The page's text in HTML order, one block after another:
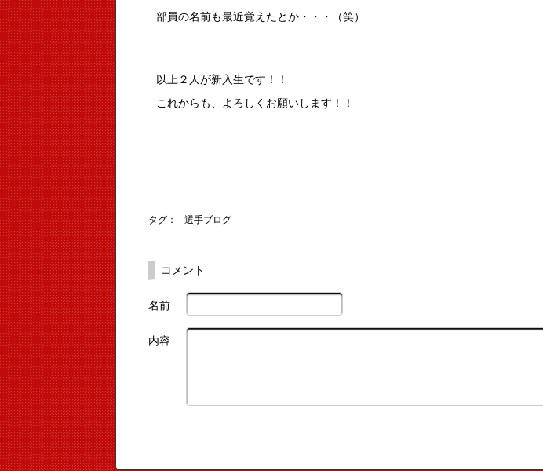
部員の名前も最近覚えたとか・・・（笑）
以上２人が新入生です！！
これからも、よろしくお願いします！！
タグ： 選手ブログ
コメント
名前
内容